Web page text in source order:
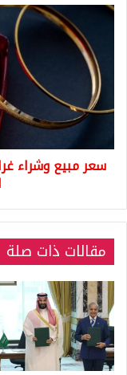
سعر
وشراء
غرام
الذهب
وليرة
الذهب
تركيا
اليوم
سعر مبيع وشراء
مقالات ذات صلة